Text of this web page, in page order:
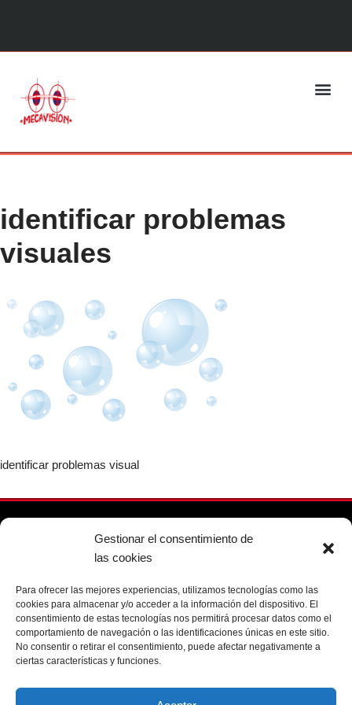
Gestionar el consentimiento de
las cookies
Para ofrecer las mejores experiencias, utilizamos tecnologías como las
cookies para almacenar y/o acceder a la información del dispositivo. El
consentimiento de estas tecnologías nos permitirá procesar datos como el
comportamiento de navegación o las identificaciones únicas en este sitio.
No consentir o retirar el consentimiento, puede afectar negativamente a
ciertas características y funciones.
contenido
identificar problemas
visuales
identificar problemas visual
Calle Mentrida, 10 - 28043 Madrid
Política de cookies